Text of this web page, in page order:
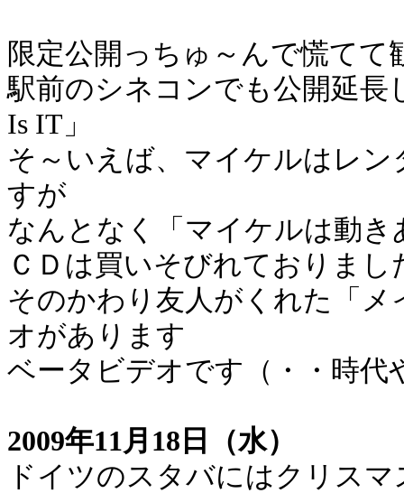
限定公開っちゅ～んで慌てて
駅前のシネコンでも公開延長
Is IT」
そ～いえば、マイケルはレ
すが
なんとなく「マイケルは動
ＣＤは買いそびれておりまし
そのかわり友人がくれた「
オがあります
ベータビデオです（・・時代
2009年11月18日（水）
ドイツのスタバにはクリス